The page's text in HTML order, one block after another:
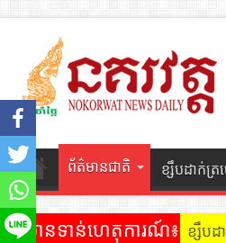
ព័ត៌មានជាតិ ខ្សឹបដាក់ត្
ព័ត៌មានទាន់ហេតុការណ៍៖ ខ្សឹប